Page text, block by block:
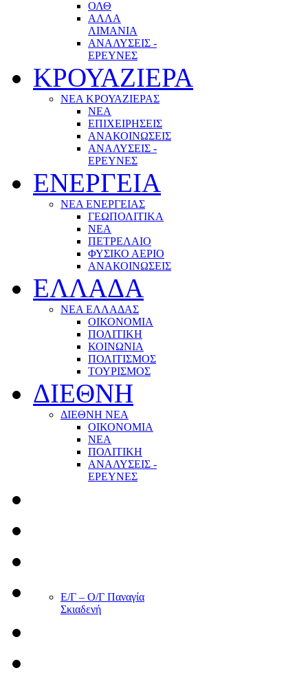
ΟΛΘ
ΑΛΛΑ
ΛΙΜΑΝΙΑ
ΑΝΑΛΥΣΕΙΣ -
ΕΡΕΥΝΕΣ
ΚΡΟΥΑΖΙΕΡΑ
ΝΕΑ ΚΡΟΥΑΖΙΕΡΑΣ
NEA
ΕΠΙΧΕΙΡΗΣΕΙΣ
ΑΝΑΚΟΙΝΩΣΕΙΣ
ΑΝΑΛΥΣΕΙΣ -
ΕΡΕΥΝΕΣ
ΕΝΕΡΓΕΙΑ
ΝΕΑ ΕΝΕΡΓΕΙΑΣ
ΓΕΩΠΟΛΙΤΙΚΑ
ΝΕΑ
ΠΕΤΡΕΛΑΙΟ
ΦΥΣΙΚΟ ΑΕΡΙΟ
ΑΝΑΚΟΙΝΩΣΕΙΣ
ΕΛΛΑΔΑ
ΝΕΑ ΕΛΛΑΔΑΣ
ΟΙΚΟΝΟΜΙΑ
ΠΟΛΙΤΙΚΗ
ΚΟΙΝΩΝΙΑ
ΠΟΛΙΤΙΣΜΟΣ
ΤΟΥΡΙΣΜΟΣ
ΔΙΕΘΝΗ
ΔΙΕΘΝΗ ΝΕΑ
ΟΙΚΟΝΟΜΙΑ
ΝΕΑ
ΠΟΛΙΤΙΚΗ
ΑΝΑΛΥΣΕΙΣ -
ΕΡΕΥΝΕΣ
Ε/Γ – Ο/Γ Παναγία
Σκιαδενή